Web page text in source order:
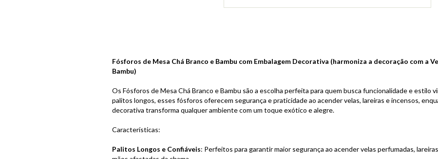
Fósforos de Mesa Chá Branco e Bambu com Embalagem Decorativa (harmoniza a decoração com a
Bambu)
Os Fósforos de Mesa Chá Branco e Bambu são a escolha perfeita para quem busca funcionalidade e estilo
palitos longos, esses fósforos oferecem segurança e praticidade ao acender velas, lareiras e incensos,
decorativa transforma qualquer ambiente com um toque exótico e alegre.
Características:
Palitos Longos e Confiáveis: Perfeitos para garantir maior segurança ao acender velas perfumadas,